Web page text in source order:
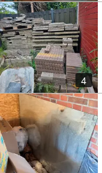
4